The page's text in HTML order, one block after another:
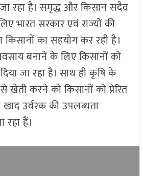
जा रहा है। समृद्ध और किसान सदैव
भारत सरकार एवं राज्यों की
का सहयोग कर रही है।
बनाने के लिए किसानों को
जा रहा है। साथ ही कृषि के
करने को किसानों को प्रेरित
उर्वरक की उपलब्धता
रहा हैं।